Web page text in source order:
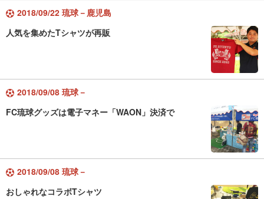
2018/09/22 琉球－鹿児島
人気を集めたTシャツが再販
2018/09/08 琉球－
FC琉球グッズは電子マネー「WAON」決済で
2018/09/08 琉球－
おしゃれなコラボTシャツ